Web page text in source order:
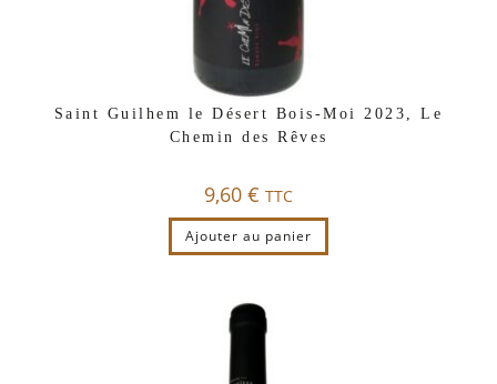
Saint Guilhem le Désert Bois-Moi 2023, Le
Chemin des Rêves
9,60 € TTC
Ajouter au panier